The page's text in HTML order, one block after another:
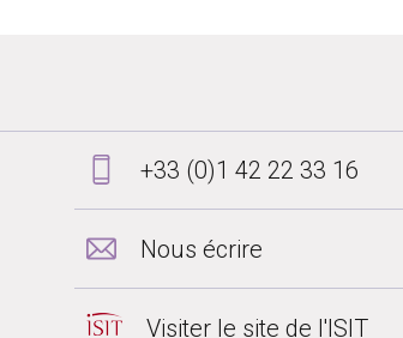
+33 (0)1 42 22 33 16
Nous écrire
Visiter le site de l'ISIT